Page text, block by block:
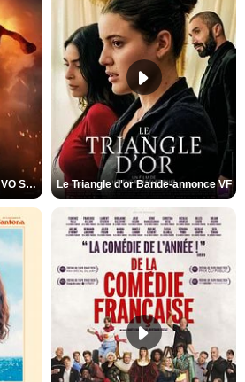
L'Odyssée Bande-annonce VO STFR Le Triangle d'or Bande-annonce VF